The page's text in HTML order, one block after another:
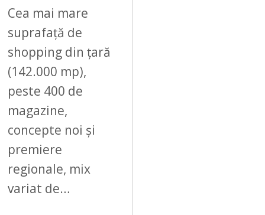
Cea mai mare
suprafață de
shopping din țară
(142.000 mp),
peste 400 de
magazine,
concepte noi și
premiere
regionale, mix
variat de…